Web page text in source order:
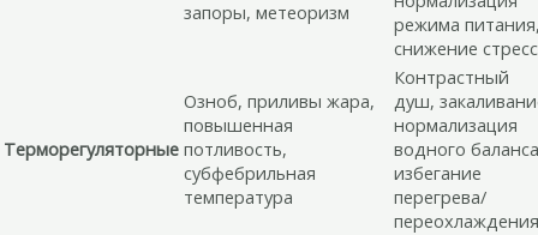
запоры, метеоризм
режима
снижение
Терморегуляторные
Озноб, приливы жара,
повышенная
потливость,
субфебрильная
температура
Контрастный
душ,
нормализация
водного
избегание
перегрева/
переохлаждения